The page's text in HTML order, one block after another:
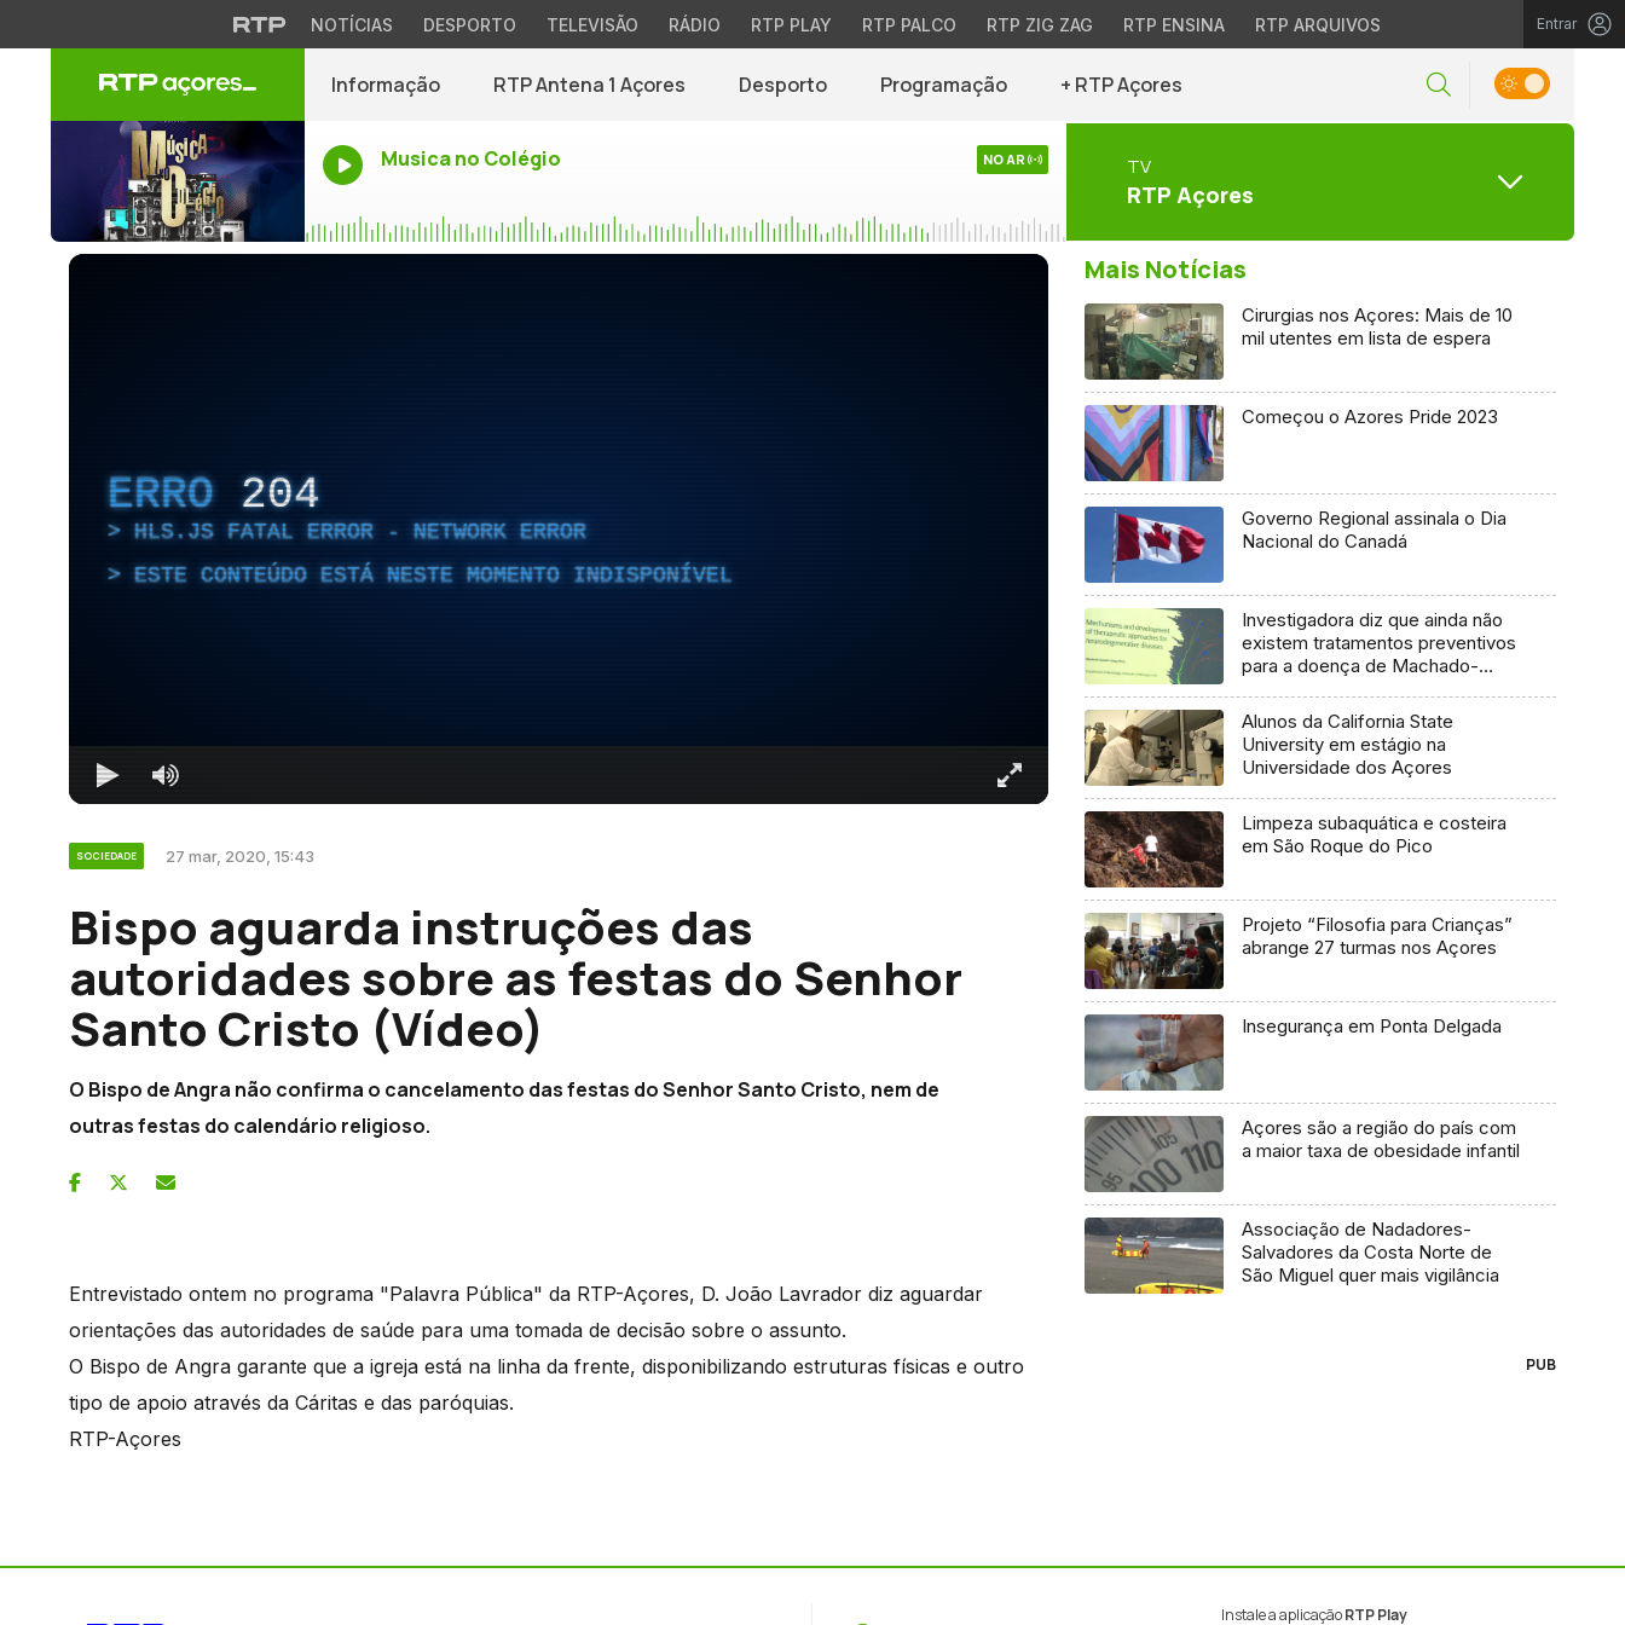
NOTÍCIAS DESPORTO TELEVISÃO RÁDIO RTP PLAY RTP PALCO RTP ZIG ZAG RTP ENSINA RTP ARQUIVOS Entrar
Informação RTP Antena 1 Açores Desporto Programação + RTP Açores
Musica no Colégio NO AR TV
RTP Açores
ERRO 204
HLS.JS FATAL ERROR - NETWORK ERROR
ESTE CONTEÚDO ESTÁ NESTE MOMENTO INDISPONÍVEL
SOCIEDADE 27 mar, 2020, 15:43
Bispo aguarda instruções das
autoridades sobre as festas do Senhor
Santo Cristo (Vídeo)
O Bispo de Angra não confirma o cancelamento das festas do Senhor Santo Cristo, nem de
outras festas do calendário religioso.
Entrevistado ontem no programa "Palavra Pública" da RTP-Açores, D. João Lavrador diz aguardar
orientações das autoridades de saúde para uma tomada de decisão sobre o assunto.
O Bispo de Angra garante que a igreja está na linha da frente, disponibilizando estruturas físicas e outro
tipo de apoio através da Cáritas e das paróquias.
RTP-Açores
Mais Notícias
Cirurgias nos Açores: Mais de 10
mil utentes em lista de espera
Começou o Azores Pride 2023
Governo Regional assinala o Dia
Nacional do Canadá
Investigadora diz que ainda não
existem tratamentos preventivos
para a doença de Machado-
Alunos da California State
University em estágio na
Universidade dos Açores
Limpeza subaquática e costeira
em São Roque do Pico
Projeto “Filosofia para Crianças”
abrange 27 turmas nos Açores
Insegurança em Ponta Delgada
Açores são a região do país com
a maior taxa de obesidade infantil
Associação de Nadadores-
Salvadores da Costa Norte de
São Miguel quer mais vigilância
PUB
Instale a aplicaçãoRTP Play